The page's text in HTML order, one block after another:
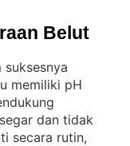
Belut
memiliki pH
dan tidak
secara rutin,